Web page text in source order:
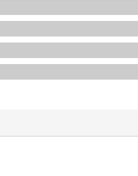
法人窓口
English / 中文